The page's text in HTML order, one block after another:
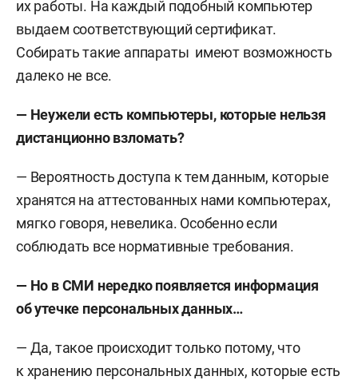
их работы. На каждый подобный компьютер
выдаем соответствующий сертификат.
Собирать такие аппараты имеют возможность
далеко не все.
— Неужели есть компьютеры, которые нельзя
дистанционно взломать?
— Вероятность доступа к тем данным, которые
хранятся на аттестованных нами компьютерах,
мягко говоря, невелика. Особенно если
соблюдать все нормативные требования.
— Но в СМИ нередко появляется информация
об утечке персональных данных…
— Да, такое происходит только потому, что
к хранению персональных данных, которые есть